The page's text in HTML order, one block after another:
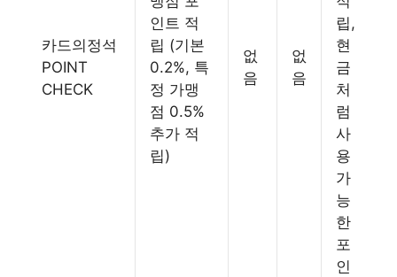
카드의정석
POINT
CHECK
인트 적
립 (기본
0.2%, 특
정 가맹
점 0.5%
추가 적
립)
없
음
없
음
립,
현
금
처
럼
사
용
가
능
한
포
인